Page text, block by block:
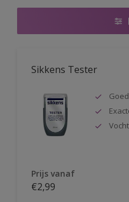
Sikkens Tester
Prijs vanaf
€2,99